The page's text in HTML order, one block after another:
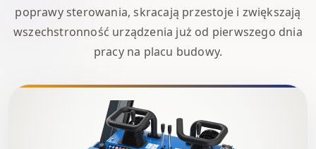
poprawy sterowania, skracają przestoje i zwiększają
wszechstronność urządzenia już od pierwszego dnia
pracy na placu budowy.